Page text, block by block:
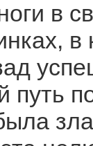
в
в
путь